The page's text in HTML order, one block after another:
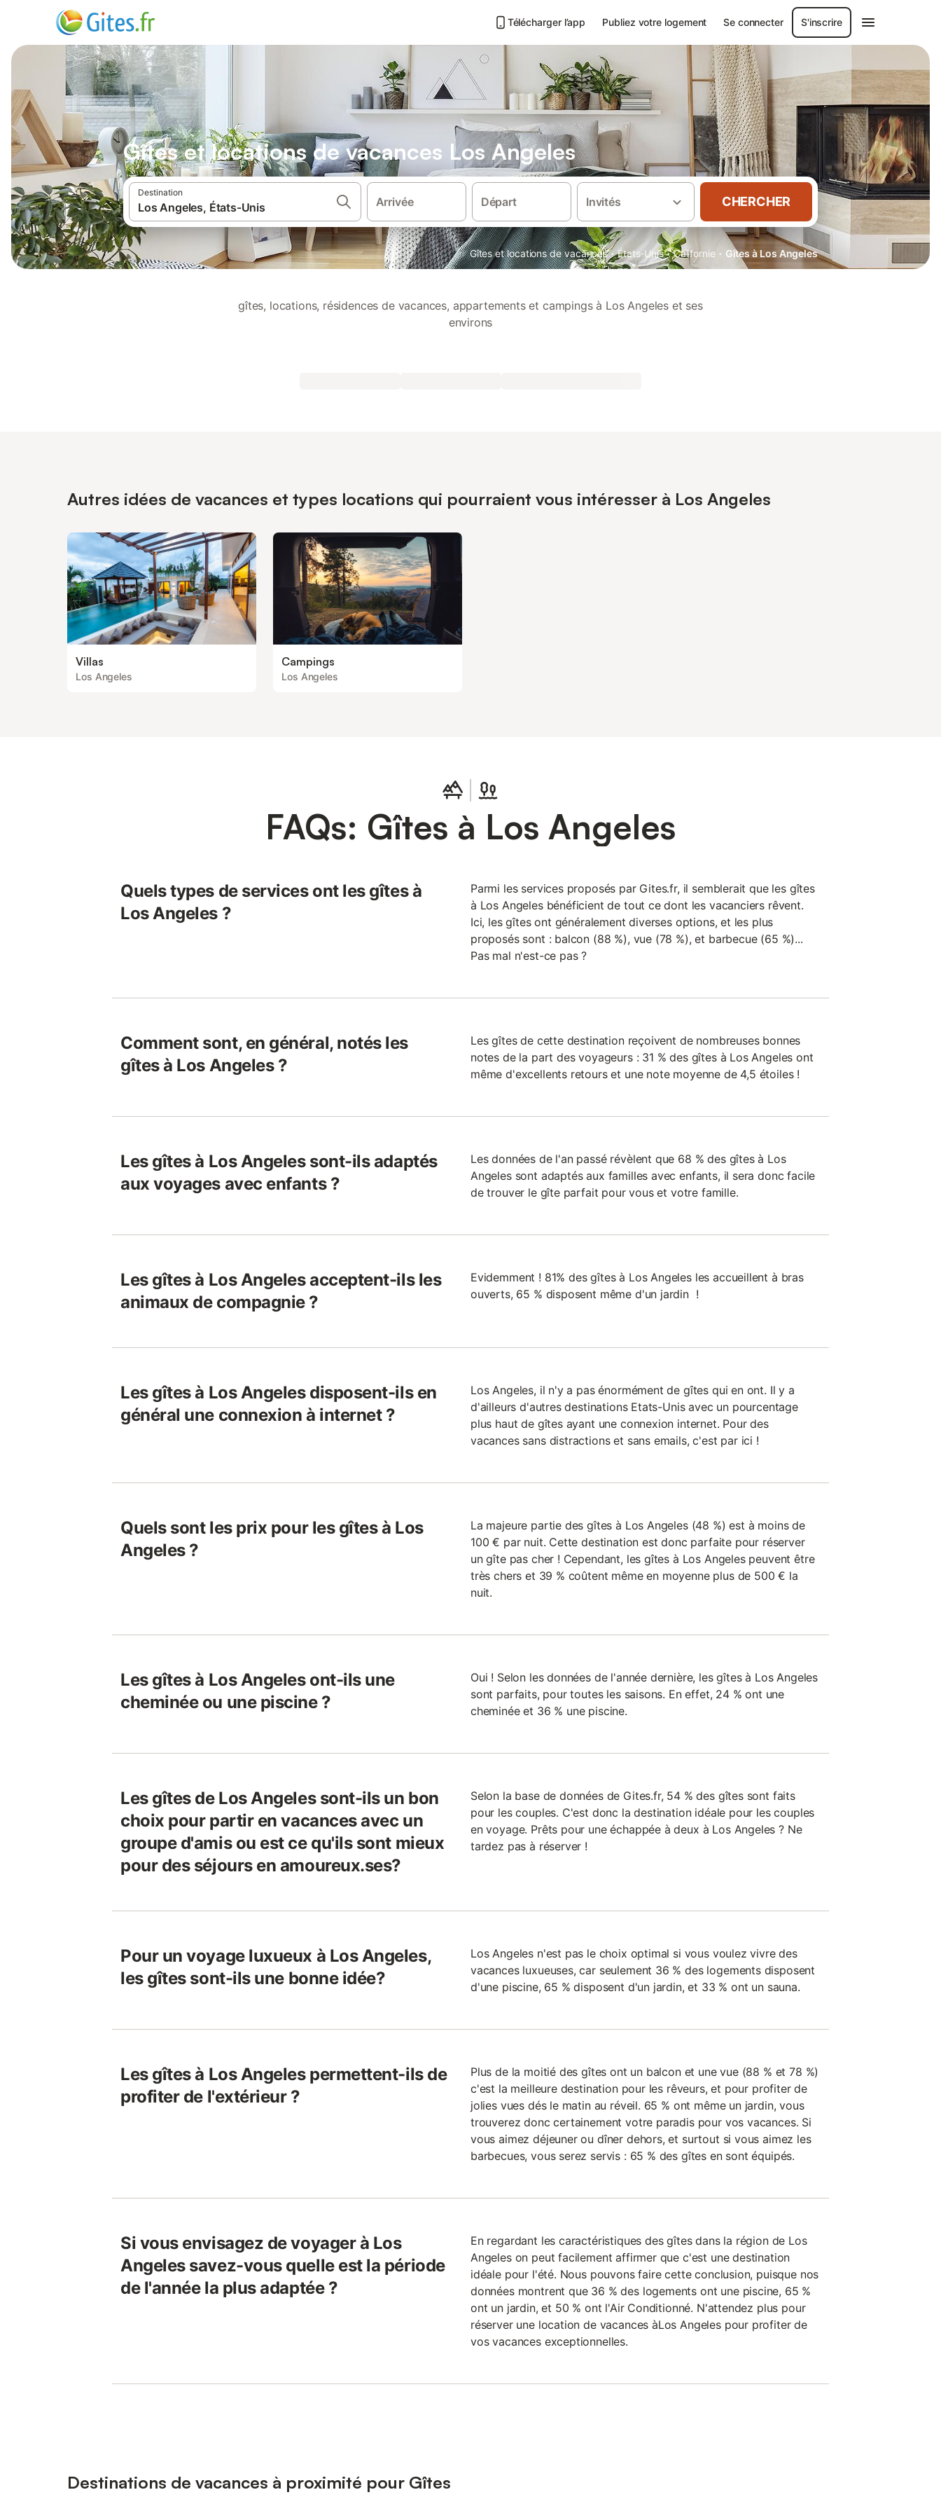
Télécharger l’app Publiez votre logement Se connecter S'inscrire
Gîtes et locations de vacances Los Angeles
Destination
Arrivée Départ Invités CHERCHER
Gîtes et locations de vacances · États-Unis · Californie · Gîtes à Los Angeles
gîtes, locations, résidences de vacances, appartements et campings à Los Angeles et ses
environs
Autres idées de vacances et types locations qui pourraient vous intéresser à Los Angeles
Villas
Los Angeles
Campings
Los Angeles
FAQs: Gîtes à Los Angeles
Quels types de services ont les gîtes à
Los Angeles ?
Parmi les services proposés par Gites.fr, il semblerait que les gîtes
à Los Angeles bénéficient de tout ce dont les vacanciers rêvent.
Ici, les gîtes ont généralement diverses options, et les plus
proposés sont : balcon (88 %), vue (78 %), et barbecue (65 %)...
Pas mal n'est-ce pas ?
Comment sont, en général, notés les
gîtes à Los Angeles ?
Les gîtes de cette destination reçoivent de nombreuses bonnes
notes de la part des voyageurs : 31 % des gîtes à Los Angeles ont
même d'excellents retours et une note moyenne de 4,5 étoiles !
Les gîtes à Los Angeles sont-ils adaptés
aux voyages avec enfants ?
Les données de l'an passé révèlent que 68 % des gîtes à Los
Angeles sont adaptés aux familles avec enfants, il sera donc facile
de trouver le gîte parfait pour vous et votre famille.
Les gîtes à Los Angeles acceptent-ils les
animaux de compagnie ?
Evidemment ! 81% des gîtes à Los Angeles les accueillent à bras
ouverts, 65 % disposent même d'un jardin !
Les gîtes à Los Angeles disposent-ils en
général une connexion à internet ?
Los Angeles, il n'y a pas énormément de gîtes qui en ont. Il y a
d'ailleurs d'autres destinations Etats-Unis avec un pourcentage
plus haut de gîtes ayant une connexion internet. Pour des
vacances sans distractions et sans emails, c'est par ici !
Quels sont les prix pour les gîtes à Los
Angeles ?
La majeure partie des gîtes à Los Angeles (48 %) est à moins de
100 € par nuit. Cette destination est donc parfaite pour réserver
un gîte pas cher ! Cependant, les gîtes à Los Angeles peuvent être
très chers et 39 % coûtent même en moyenne plus de 500 € la
nuit.
Les gîtes à Los Angeles ont-ils une
cheminée ou une piscine ?
Oui ! Selon les données de l'année dernière, les gîtes à Los Angeles
sont parfaits, pour toutes les saisons. En effet, 24 % ont une
cheminée et 36 % une piscine.
Les gîtes de Los Angeles sont-ils un bon
choix pour partir en vacances avec un
groupe d'amis ou est ce qu'ils sont mieux
pour des séjours en amoureux.ses?
Selon la base de données de Gites.fr, 54 % des gîtes sont faits
pour les couples. C'est donc la destination idéale pour les couples
en voyage. Prêts pour une échappée à deux à Los Angeles ? Ne
tardez pas à réserver !
Pour un voyage luxueux à Los Angeles,
les gîtes sont-ils une bonne idée?
Los Angeles n'est pas le choix optimal si vous voulez vivre des
vacances luxueuses, car seulement 36 % des logements disposent
d'une piscine, 65 % disposent d'un jardin, et 33 % ont un sauna.
Les gîtes à Los Angeles permettent-ils de
profiter de l'extérieur ?
Plus de la moitié des gîtes ont un balcon et une vue (88 % et 78 %)
c'est la meilleure destination pour les rêveurs, et pour profiter de
jolies vues dés le matin au réveil. 65 % ont même un jardin, vous
trouverez donc certainement votre paradis pour vos vacances. Si
vous aimez déjeuner ou dîner dehors, et surtout si vous aimez les
barbecues, vous serez servis : 65 % des gîtes en sont équipés.
Si vous envisagez de voyager à Los
Angeles savez-vous quelle est la période
de l'année la plus adaptée ?
En regardant les caractéristiques des gîtes dans la région de Los
Angeles on peut facilement affirmer que c'est une destination
idéale pour l'été. Nous pouvons faire cette conclusion, puisque nos
données montrent que 36 % des logements ont une piscine, 65 %
ont un jardin, et 50 % ont l'Air Conditionné. N'attendez plus pour
réserver une location de vacances àLos Angeles pour profiter de
vos vacances exceptionnelles.
Destinations de vacances à proximité pour Gîtes